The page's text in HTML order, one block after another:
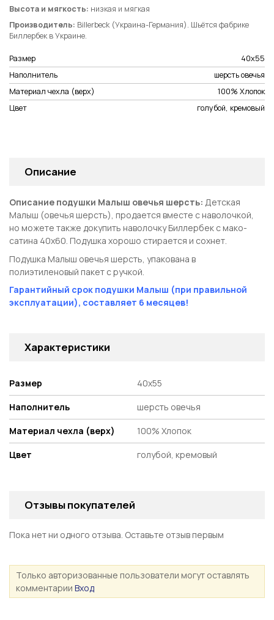
Высота и мягкость: низкая и мягкая
Производитель: Billerbeck (Украина-Германия). Шьётся фабрике
Биллербек в Украине.
Размер
40х55
Наполнитель
шерсть овечья
Материал чехла (верх)
100% Хлопок
Цвет
голубой, кремовый
Описание
Описание подушки Малыш овечья шерсть: Детская
Малыш (овечья шерсть), продается вместе с наволочкой,
но можете также докупить наволочку Биллербек с мако-
сатина 40х60. Подушка хорошо стирается и сохнет.
Подушка Малыш овечья шерсть, упакована в
полиэтиленовый пакет с ручкой.
Гарантийный срок подушки Малыш (при правильной
эксплуатации), составляет 6 месяцев!
Характеристики
Размер 40х55
Наполнитель шерсть овечья
Материал чехла (верх) 100% Хлопок
Цвет голубой, кремовый
Отзывы покупателей
Пока нет ни одного отзыва. Оставьте отзыв первым
Только авторизованные пользователи могут оставлять
комментарии Вход